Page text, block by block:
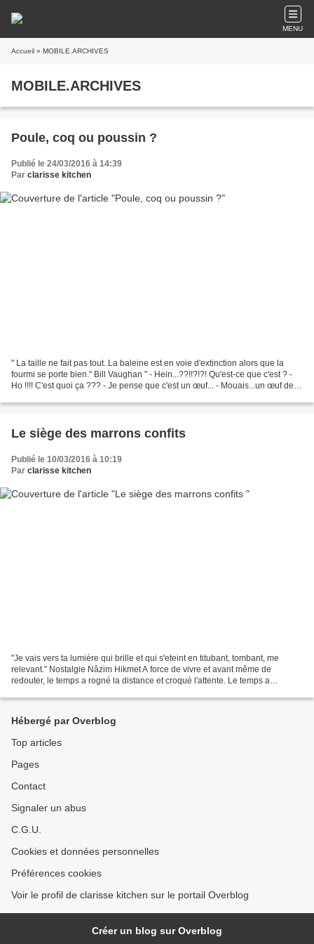
MENU
Accueil » MOBILE.ARCHIVES
MOBILE.ARCHIVES
Poule, coq ou poussin ?
Publié le 24/03/2016 à 14:39
Par clarisse kitchen
" La taille ne fait pas tout. La baleine est en voie d'extinction alors que la
fourmi se porte bien." Bill Vaughan " - Hein...??!!?!?! Qu'est-ce que c'est ? -
Ho !!!! C'est quoi ça ??? - Je pense que c'est un œuf... - Mouais...un œuf de
Le siège des marrons confits
Publié le 10/03/2016 à 10:19
Par clarisse kitchen
"Je vais vers ta lumière qui brille et qui s'eteint en titubant, tombant, me
relevant." Nostalgie Nâzim Hikmet A force de vivre et avant même de
redouter, le temps a rogné la distance et croqué l'attente. Le temps a
Hébergé par Overblog
Top articles
Pages
Contact
Signaler un abus
C.G.U.
Cookies et données personnelles
Préférences cookies
Voir le profil de clarisse kitchen sur le portail Overblog
Créer un blog sur Overblog